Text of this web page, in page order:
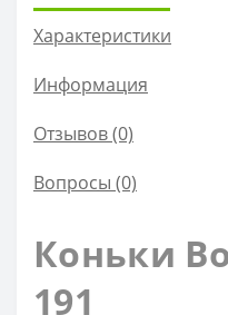
Характеристики
Информация
Отзывов (0)
Вопросы (0)
Коньки
191